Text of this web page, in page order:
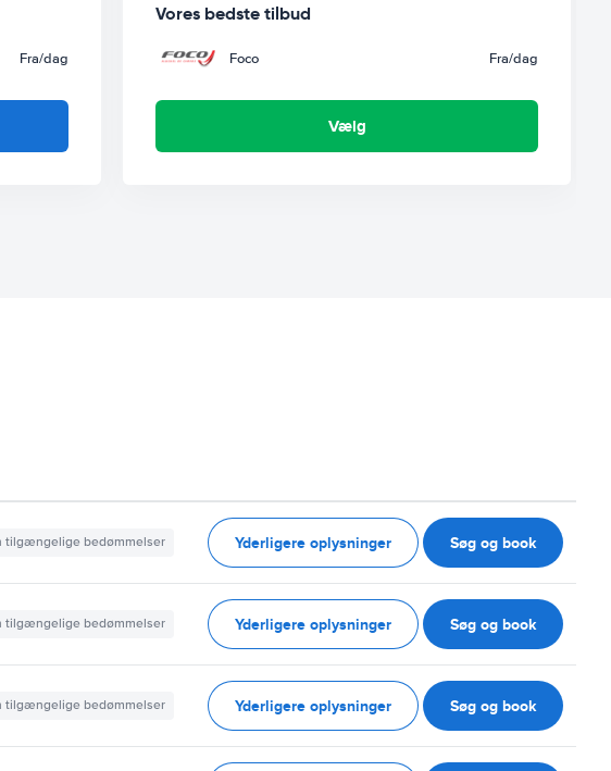
Fra/dag
Vores bedste tilbud
Foco Fra/dag
Vælg
tilgængelige bedømmelser Yderligere oplysninger Søg og book
tilgængelige bedømmelser Yderligere oplysninger Søg og book
tilgængelige bedømmelser Yderligere oplysninger Søg og book